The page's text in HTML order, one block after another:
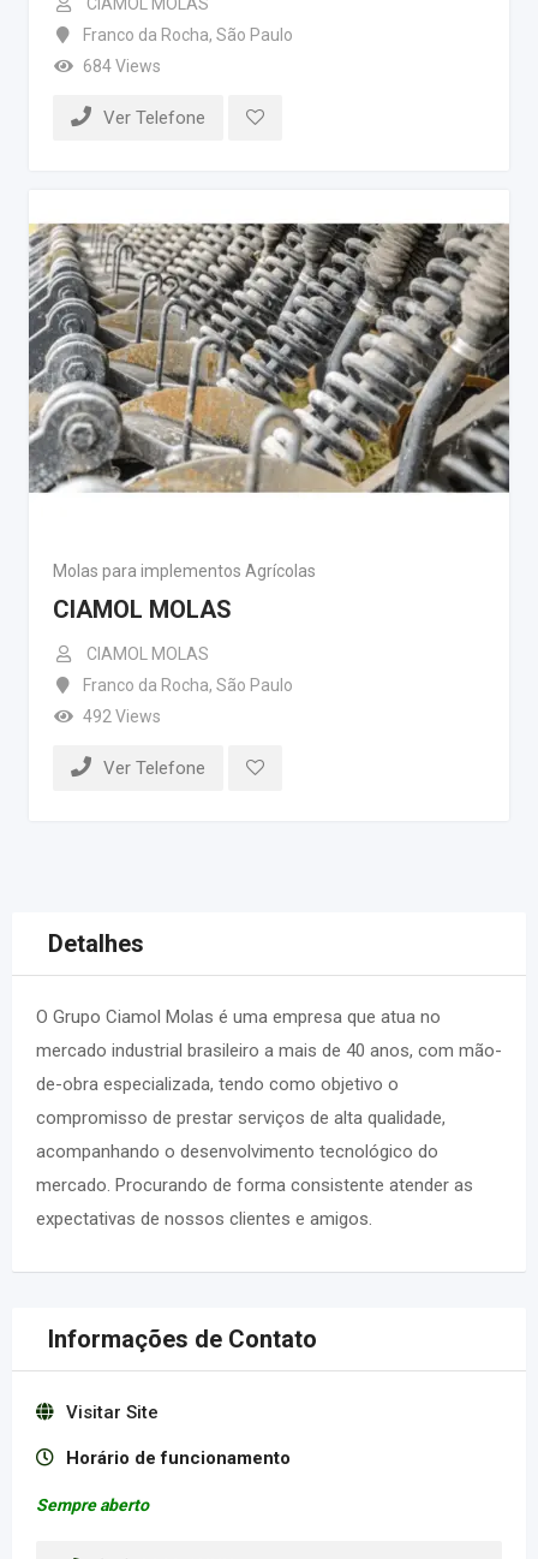
Franco da Rocha, São Paulo
684 Views
Ver Telefone
Molas para implementos Agrícolas
CIAMOL MOLAS
CIAMOL MOLAS
Franco da Rocha, São Paulo
492 Views
Ver Telefone
Detalhes
O Grupo Ciamol Molas é uma empresa que atua no
mercado industrial brasileiro a mais de 40 anos, com mão-
de-obra especializada, tendo como objetivo o
compromisso de prestar serviços de alta qualidade,
acompanhando o desenvolvimento tecnológico do
mercado. Procurando de forma consistente atender as
expectativas de nossos clientes e amigos.
Informações de Contato
Visitar Site
Horário de funcionamento
Sempre aberto